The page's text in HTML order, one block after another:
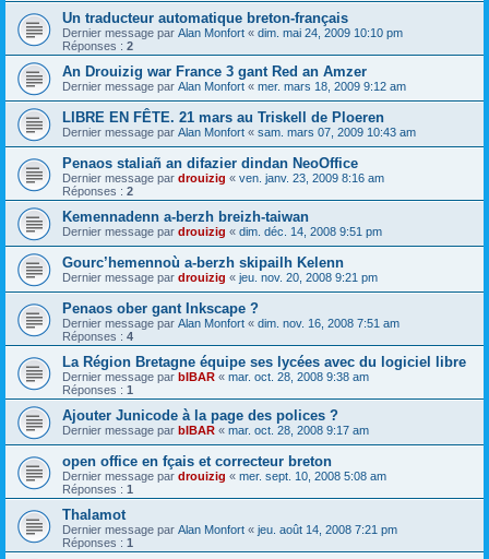
Un traducteur automatique breton-français
Dernier message par Alan Monfort « dim. mai 24, 2009 10:10 pm
Réponses : 2
An Drouizig war France 3 gant Red an Amzer
Dernier message par Alan Monfort « mer. mars 18, 2009 9:12 am
LIBRE EN FÊTE. 21 mars au Triskell de Ploeren
Dernier message par Alan Monfort « sam. mars 07, 2009 10:43 am
Penaos staliañ an difazier dindan NeoOffice
Dernier message par drouizig « ven. janv. 23, 2009 8:16 am
Réponses : 2
Kemennadenn a-berzh breizh-taiwan
Dernier message par drouizig « dim. déc. 14, 2008 9:51 pm
Gourc’hemennoù a-berzh skipailh Kelenn
Dernier message par drouizig « jeu. nov. 20, 2008 9:21 pm
Penaos ober gant Inkscape ?
Dernier message par Alan Monfort « dim. nov. 16, 2008 7:51 am
Réponses : 4
La Région Bretagne équipe ses lycées avec du logiciel libre
Dernier message par bIBAR « mar. oct. 28, 2008 9:38 am
Réponses : 1
Ajouter Junicode à la page des polices ?
Dernier message par bIBAR « mar. oct. 28, 2008 9:17 am
open office en fçais et correcteur breton
Dernier message par drouizig « mer. sept. 10, 2008 5:08 am
Réponses : 1
Thalamot
Dernier message par Alan Monfort « jeu. août 14, 2008 7:21 pm
Réponses : 1